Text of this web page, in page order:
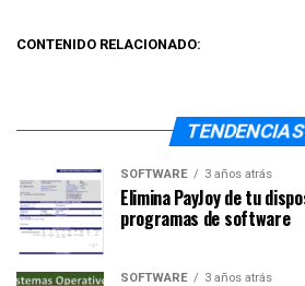
CONTENIDO RELACIONADO:
TENDENCIAS
SOFTWARE 3 años atrás
Elimina PayJoy de tu
programas de software
SOFTWARE 3 años atrás